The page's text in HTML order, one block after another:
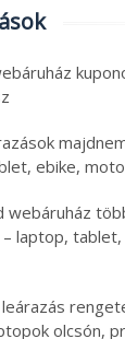
ebike,
webáruház
laptop,
olcsón,